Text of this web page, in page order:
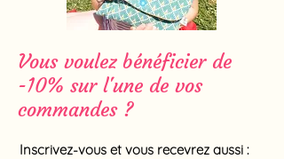
Inscrivez-vous et vous recevrez aussi :
Vous voulez bénéficier de
-10% sur l'une de vos
commandes ?